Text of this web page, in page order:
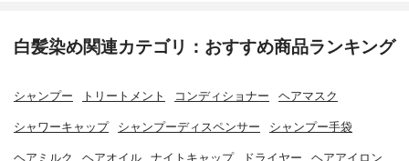
白髪染め関連カテゴリ：おすすめ商品ランキング
シャンプー トリートメント コンディショナー ヘアマスク
シャワーキャップ シャンプーディスペンサー シャンプー手袋
ヘアミルク ヘアオイル ナイトキャップ ドライヤー ヘアアイロン